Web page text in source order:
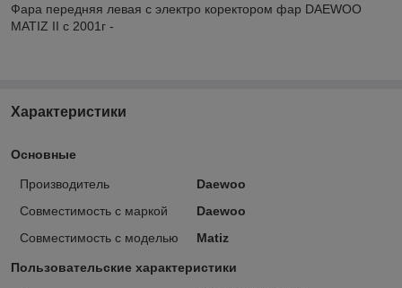
Фара передняя левая с электро коректором фар DAEWOO
MATIZ II с 2001г -
Характеристики
Основные
Производитель
Daewoo
Совместимость с маркой
Daewoo
Совместимость с моделью
Matiz
Пользовательские характеристики